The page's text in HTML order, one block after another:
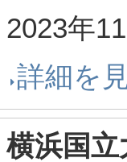
2023年
詳細を
横浜国